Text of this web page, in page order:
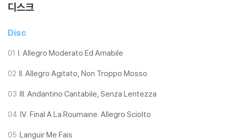
디스크
Disc
01 I. Allegro Moderato Ed Amabile
02 II. Allegro Agitato, Non Troppo Mosso
03 III. Andantino Cantabile, Senza Lentezza
04 IV. Final A La Roumaine. Allegro Sciolto
05 Languir Me Fais